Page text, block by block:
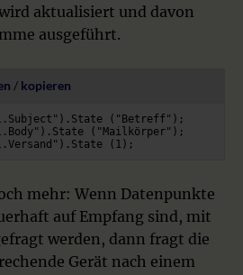
aktualisiert und davon
ausgeführt.
/ kopieren
("Betreff");
("Mailkörper");
(1);
mehr: Wenn Datenpunkte
auf Empfang sind, mit
werden, dann fragt die
Gerät nach einem